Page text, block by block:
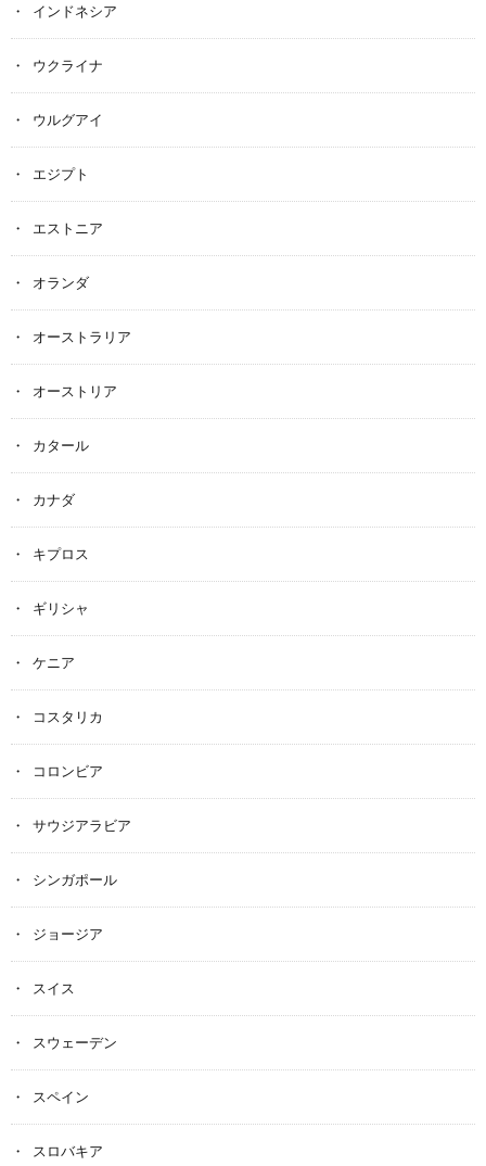
インドネシア
ウクライナ
ウルグアイ
エジプト
エストニア
オランダ
オーストラリア
オーストリア
カタール
カナダ
キプロス
ギリシャ
ケニア
コスタリカ
コロンビア
サウジアラビア
シンガポール
ジョージア
スイス
スウェーデン
スペイン
スロバキア